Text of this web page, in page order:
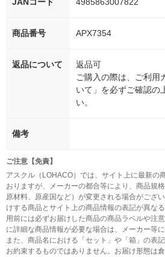
JANコード 4985863007822
商品番号 APX7354
返品について
返品可
ご購入の際は、ご利用
いて」を必ずご確認の
い。
備考
ご注意【免責】
アスクル（LOHACO）では、サイト上に最新の
おりますが、メーカーの都合等により、商品規
原材料、原産国など）が変更される場合がござ
けする商品とサイト上の商品情報の表記が異な
用前には必ずお届けした商品の商品ラベルや注
に詳細な商品情報が必要な場合は、メーカー等
また、商品名における「セット」や「箱」の表
お約束するものではありません。お届け形態は